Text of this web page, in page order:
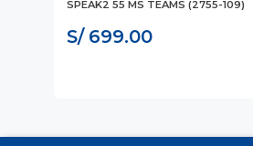
SPEAK2 55 MS TEAMS (2755-109)
S/ 699.00